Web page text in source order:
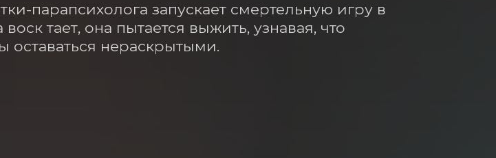
парапсихолога запускает смертельную игру в
тает, она пытается выжить, узнавая, что
нераскрытыми.